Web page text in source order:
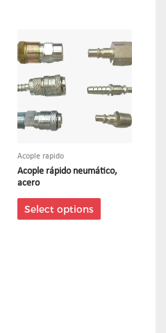
Acople rapido
Acople rápido neumático,
acero
Select options